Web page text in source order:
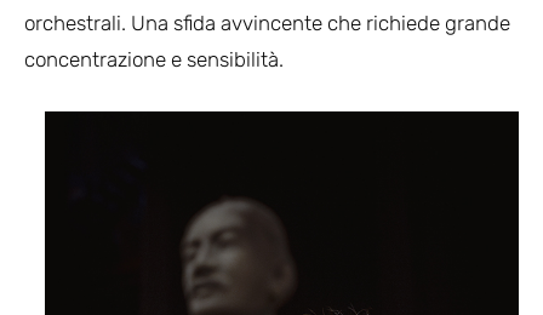
orchestrali. Una sfida avvincente che richiede grande
concentrazione e sensibilità.